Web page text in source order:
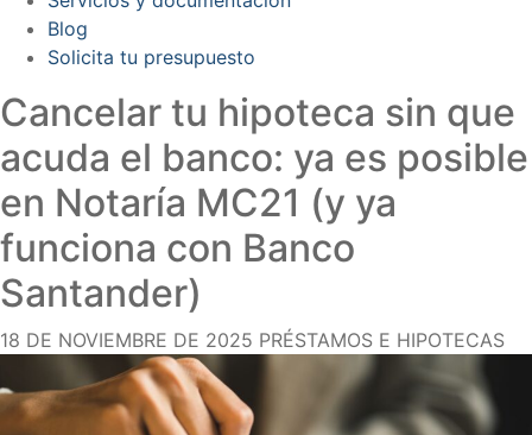
Blog
Solicita tu presupuesto
Cancelar tu hipoteca sin que
acuda el banco: ya es posible
en Notaría MC21 (y ya
funciona con Banco
Santander)
18 DE NOVIEMBRE DE 2025 PRÉSTAMOS E HIPOTECAS